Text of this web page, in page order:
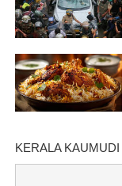
KERALA KAUMUDI